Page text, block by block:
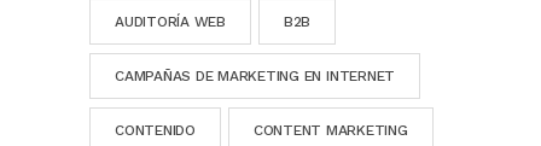
AUDITORÍA WEB B2B
CAMPAÑAS DE MARKETING EN INTERNET
CONTENIDO CONTENT MARKETING